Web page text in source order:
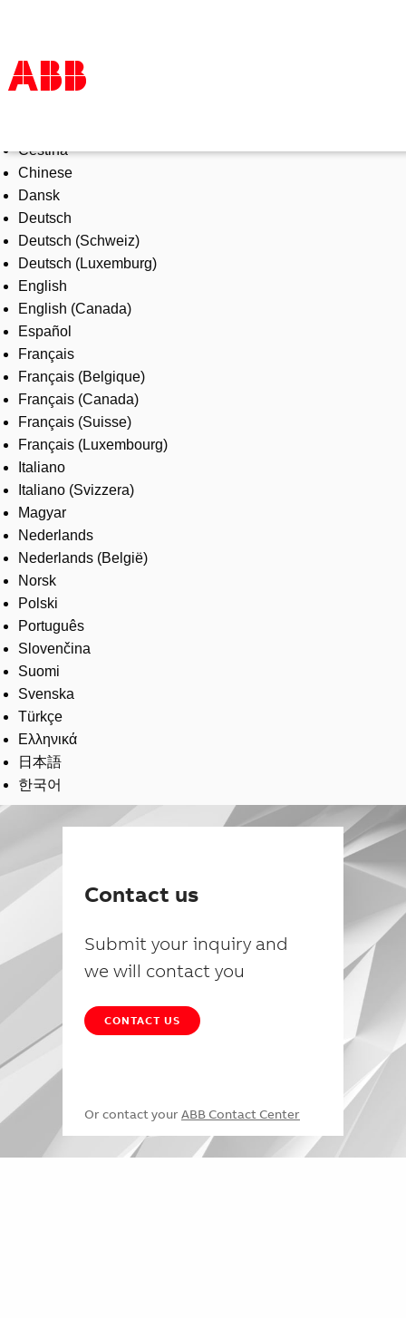
Products & Solutions
Industries
Services
About us
Where to buy
Contact us
Careers
Čeština
Chinese
Dansk
Deutsch
Deutsch (Schweiz)
Deutsch (Luxemburg)
English
English (Canada)
Español
Français
Français (Belgique)
Français (Canada)
Français (Suisse)
Français (Luxembourg)
Italiano
Italiano (Svizzera)
Magyar
Nederlands
Nederlands (België)
Norsk
Polski
Português
Slovenčina
Suomi
Svenska
Türkçe
Ελληνικά
日本語
한국어
Contact us
Submit your inquiry and
we will contact you
CONTACT US
Or contact your ABB Contact Center